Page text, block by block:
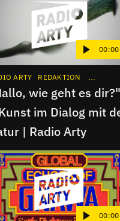
00:00
ARTY REDAKTION
wie geht es dir?"
im Dialog mit
| Radio Arty
00:00